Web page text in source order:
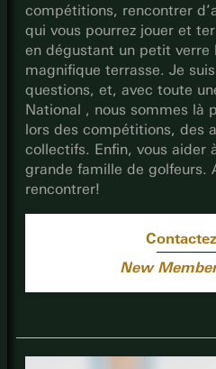
compétitions, rencontrer
qui vous pourrez jouer et
en dégustant un petit verre
magnifique terrasse. Je
questions, et, avec toute
National , nous sommes là
lors des compétitions, des
collectifs. Enfin, vous aider
grande famille de golfeurs.
rencontrer!
New